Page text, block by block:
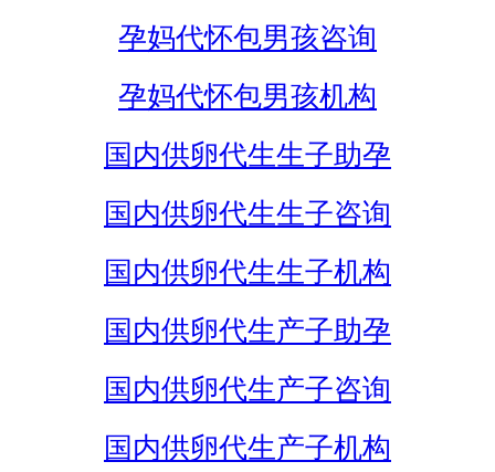
孕妈代怀包男孩咨询
孕妈代怀包男孩机构
国内供卵代生生子助孕
国内供卵代生生子咨询
国内供卵代生生子机构
国内供卵代生产子助孕
国内供卵代生产子咨询
国内供卵代生产子机构